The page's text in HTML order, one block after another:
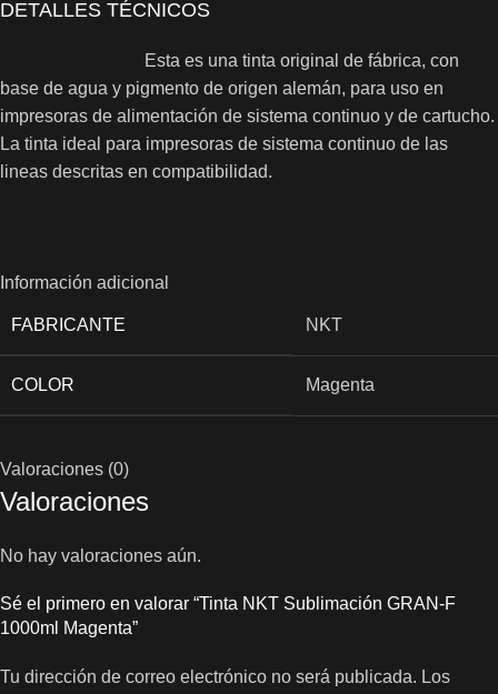
DETALLES TÉCNICOS
Esta es una tinta original de fábrica, con
base de agua y pigmento de origen alemán, para uso en
impresoras de alimentación de sistema continuo y de cartucho.
La tinta ideal para impresoras de sistema continuo de las
lineas descritas en compatibilidad.
Información adicional
FABRICANTE NKT
COLOR Magenta
Valoraciones (0)
Valoraciones
No hay valoraciones aún.
Sé el primero en valorar “Tinta NKT Sublimación GRAN-F
1000ml Magenta”
Tu dirección de correo electrónico no será publicada. Los